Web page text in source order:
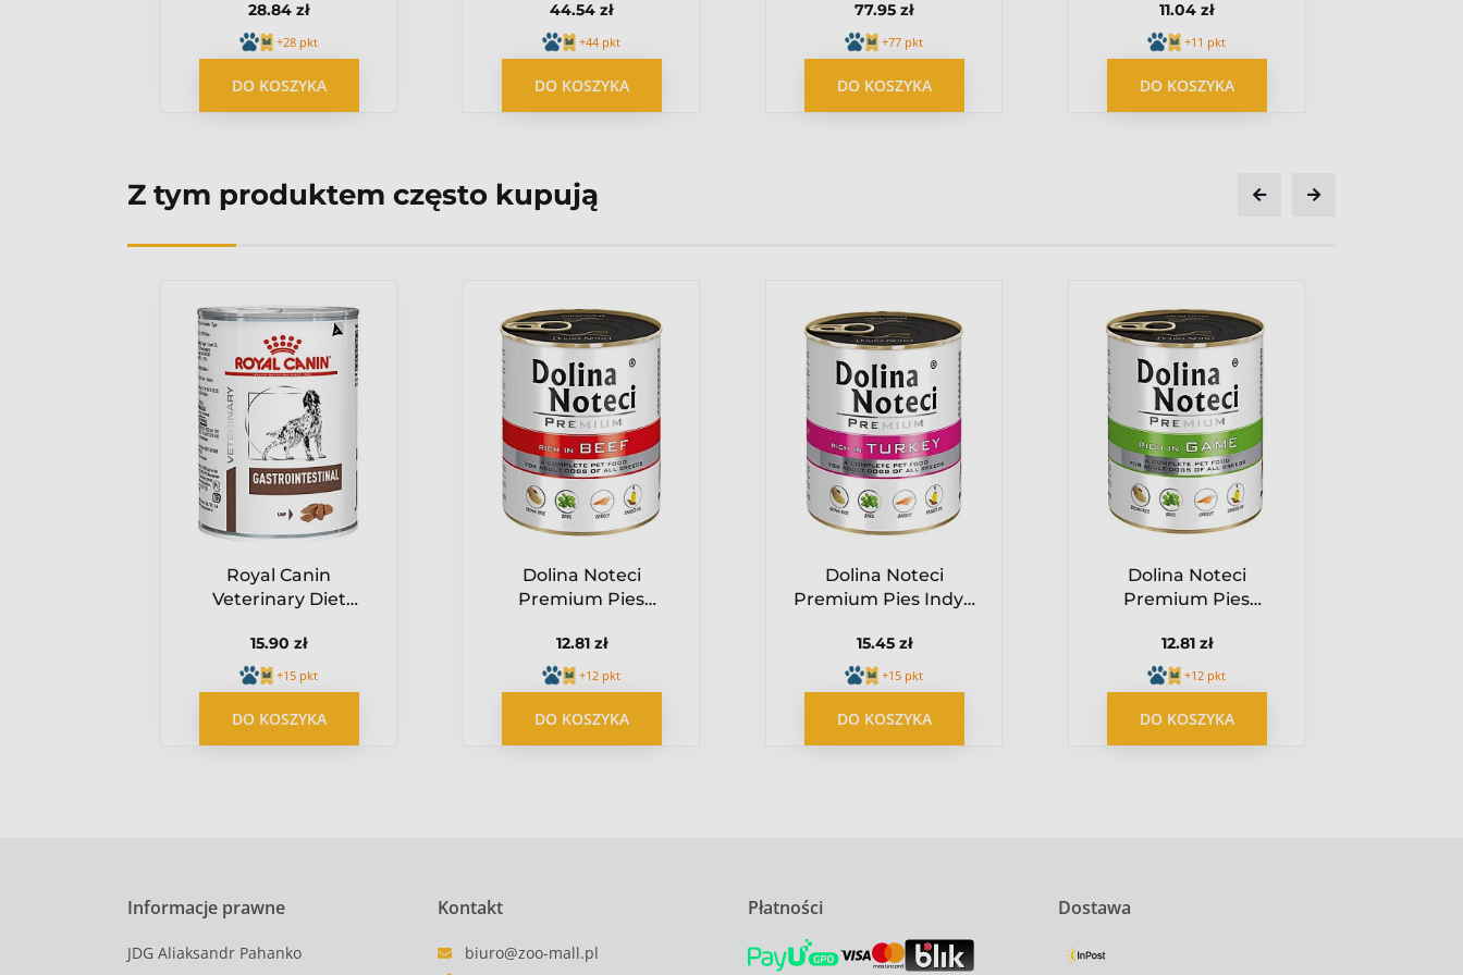
300ml czarna
28.84 zł
+28 pkt
DO KOSZYKA
czarna
44.54 zł
+44 pkt
DO KOSZYKA
2x700ml biała
77.95 zł
+77 pkt
DO KOSZYKA
11.04 zł
+11 pkt
DO KOSZYKA
Z tym produktem często kupują
Royal Canin
Veterinary Diet
Gastrointestinal
puszka 400g
15.90 zł
+15 pkt
DO KOSZYKA
Dolina Noteci
Premium Pies
800g
12.81 zł
+12 pkt
DO KOSZYKA
Dolina Noteci
Premium Pies Indyk
15.45 zł
+15 pkt
DO KOSZYKA
Dolina Noteci
Premium Pies
800g
12.81 zł
+12 pkt
DO KOSZYKA
Informacje prawne
JDG Aliaksandr Pahanko
Kontakt
biuro@zoo-mall.pl
Płatności Dostawa